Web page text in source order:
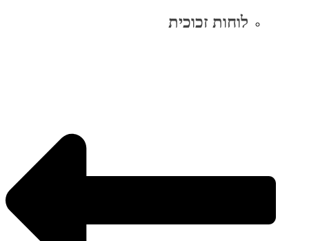
לוחות זכוכית